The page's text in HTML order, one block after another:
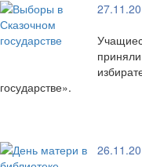
государстве».